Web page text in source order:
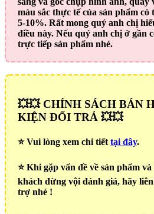
màu sắc thực tế của sản phẩm có
5-10%. Rất mong quý anh chị
điều này. Nếu quý anh chị ở gần
trực tiếp sản phẩm nhé.
💥💥 CHÍNH SÁCH BÁN
KIỆN ĐỔI TRẢ 💥💥
⭐️ Vui lòng xem chi tiết tại đây.
⭐️ Khi gặp vấn đề về sản phẩm
khách đừng vội đánh giá, hãy
trợ nhé !